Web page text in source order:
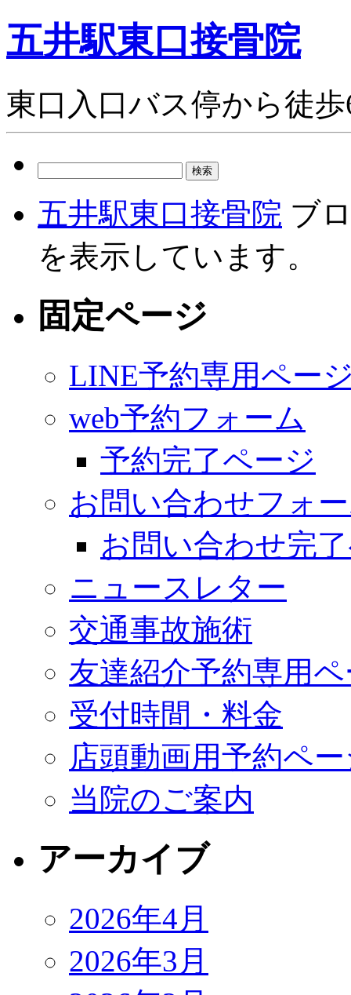
五井駅東口接骨院
東口入口バス停から徒
五井駅東口接骨院 ブ
を表示しています。
固定ページ
LINE予約専用ペー
web予約フォーム
予約完了ページ
お問い合わせフォ
お問い合わせ完
ニュースレター
交通事故施術
友達紹介予約専用
受付時間・料金
店頭動画用予約ペ
当院のご案内
アーカイブ
2026年4月
2026年3月